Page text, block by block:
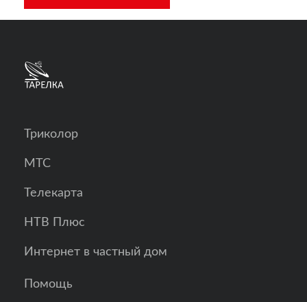
Триколор
МТС
Телекарта
НТВ Плюс
Интернет в частный дом
Помощь